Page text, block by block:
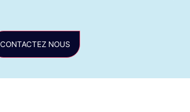
CONTACTEZ NOUS